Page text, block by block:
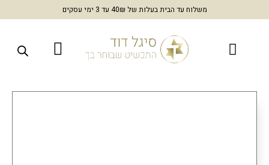
משלוח עד הבית בעלות של 40₪ עד 3 ימי עסקים